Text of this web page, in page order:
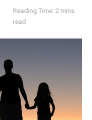
Reading Time: 2 mins
read